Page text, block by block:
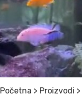
Početna > Proizvodi >